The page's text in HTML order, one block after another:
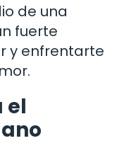
de una
fuerte
y enfrentarte
el